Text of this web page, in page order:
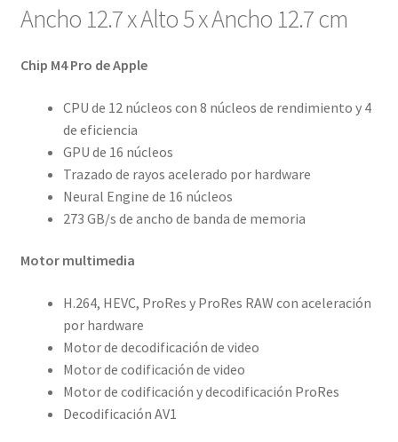
Ancho 12.7 x Alto 5 x Ancho 12.7 cm
Chip M4 Pro de Apple
CPU de 12 núcleos con 8 núcleos de rendimiento y 4
de eficiencia
GPU de 16 núcleos
Trazado de rayos acelerado por hardware
Neural Engine de 16 núcleos
273 GB/s de ancho de banda de memoria
Motor multimedia
H.264, HEVC, ProRes y ProRes RAW con aceleración
por hardware
Motor de decodificación de video
Motor de codificación de video
Motor de codificación y decodificación ProRes
Decodificación AV1